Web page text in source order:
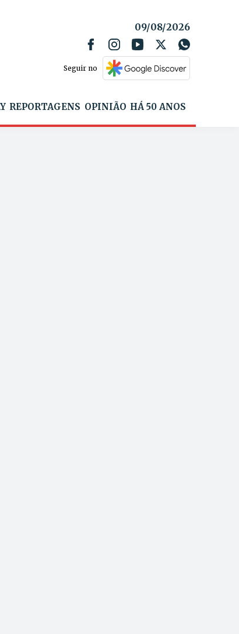
09/08/2026
Seguir no
REPORTAGENS OPINIÃO HÁ 50 ANOS